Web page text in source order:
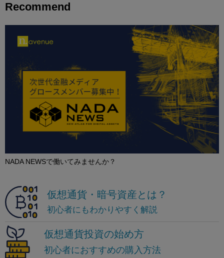
Recommend
NADA NEWSで働いてみませんか？